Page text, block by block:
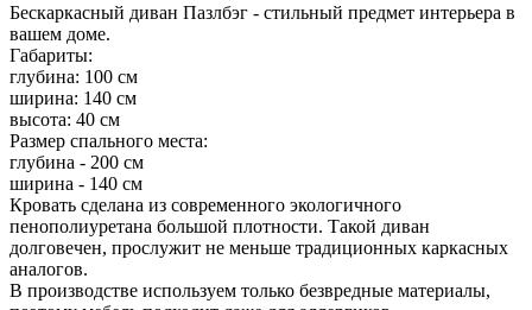
Бескаркасный диван Пазлбэг - стильный предмет интерьера в
вашем доме.
Габариты:
глубина: 100 см
ширина: 140 см
высота: 40 см
Размер спального места:
глубина - 200 см
ширина - 140 см
Кровать сделана из современного экологичного
пенополиуретана большой плотности. Такой диван
долговечен, прослужит не меньше традиционных каркасных
аналогов.
В производстве используем только безвредные материалы,